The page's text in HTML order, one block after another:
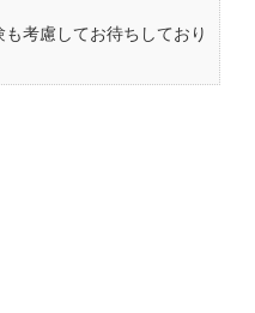
考慮してお待ちしており